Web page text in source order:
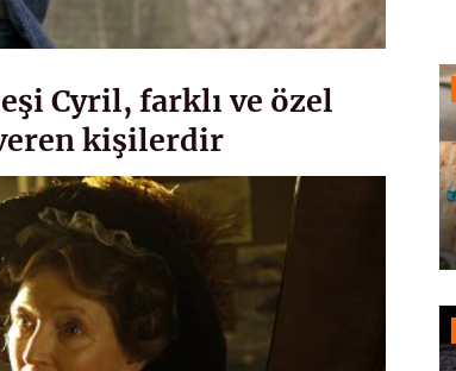
Cyril, farklı ve özel
kişilerdir